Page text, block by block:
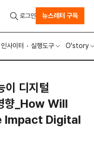
인사이터 실행도구 O'story
로그인 뉴스레터 구독
디지털
향_How Will
Digital